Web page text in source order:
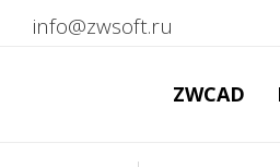
info@zwsoft.ru
ZWCAD